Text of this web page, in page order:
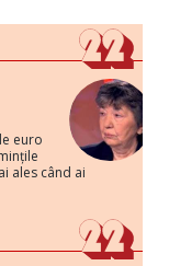
euro
ales când ai